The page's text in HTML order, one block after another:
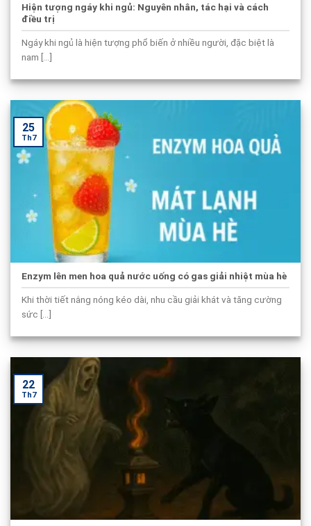
Hiện tượng ngáy khi ngủ: Nguyên nhân, tác hại và cách
điều trị
Ngáy khi ngủ là hiện tượng phổ biến ở nhiều người, đặc biệt là
nam [...]
Enzym lên men hoa quả nước uống có gas giải nhiệt mùa hè
Khi thời tiết nắng nóng kéo dài, nhu cầu giải khát và tăng cường
sức [...]
25
Th7
22
Th7